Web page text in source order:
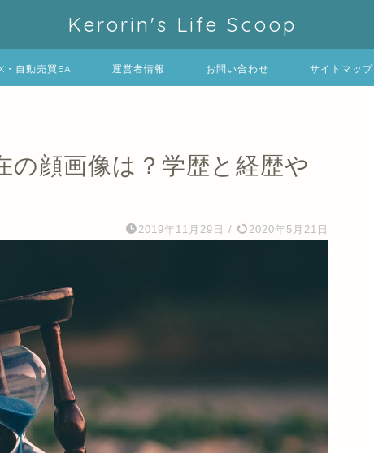
Kerorin's Life Scoop
・自動売買EA 運営者情報 お問い合わせ サイトマップ
の顔画像は？学歴と経歴や
2019年11月29日 / 2020年5月21日